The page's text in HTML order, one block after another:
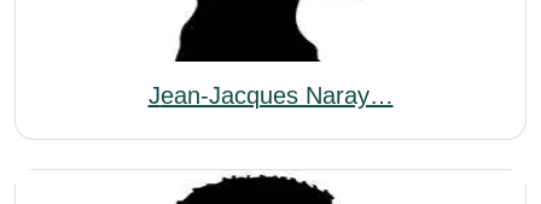
Jean-Jacques Naray…